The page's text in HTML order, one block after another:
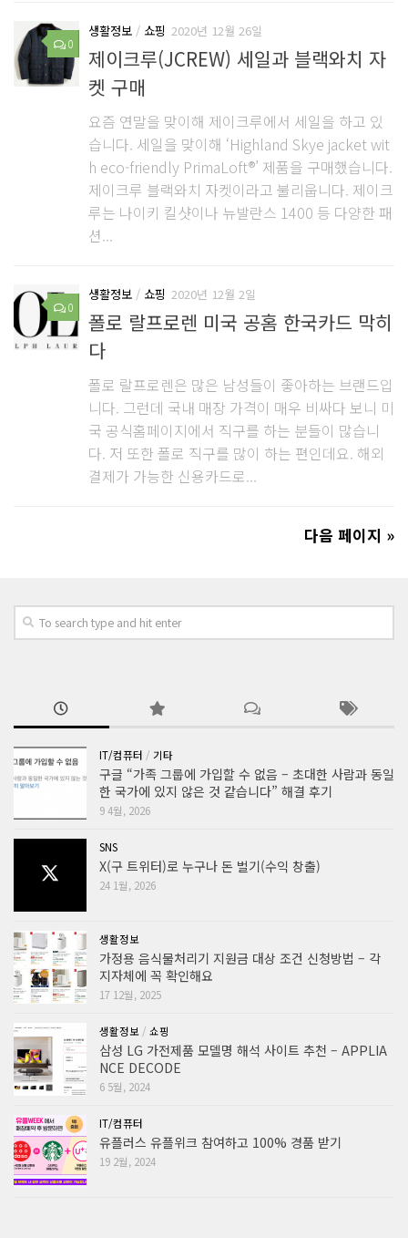
0
생활정보 / 쇼핑 2020년 12월 26일
제이크루(JCREW) 세일과 블랙와치 자
켓 구매
요즘 연말을 맞이해 제이크루에서 세일을 하고 있
습니다. 세일을 맞이해 ‘Highland Skye jacket wit
h eco-friendly PrimaLoft®’ 제품을 구매했습니다.
제이크루 블랙와치 자켓이라고 불리웁니다. 제이크
루는 나이키 킬샷이나 뉴발란스 1400 등 다양한 패
션...
0
생활정보 / 쇼핑 2020년 12월 2일
폴로 랄프로렌 미국 공홈 한국카드 막히
다
폴로 랄프로렌은 많은 남성들이 좋아하는 브랜드입
니다. 그런데 국내 매장 가격이 매우 비싸다 보니 미
국 공식홈페이지에서 직구를 하는 분들이 많습니
다. 저 또한 폴로 직구를 많이 하는 편인데요. 해외
결제가 가능한 신용카드로...
다음 페이지 »
IT/컴퓨터 / 기타
구글 “가족 그룹에 가입할 수 없음 – 초대한 사람과 동일
한 국가에 있지 않은 것 같습니다” 해결 후기
9 4월, 2026
SNS
X(구 트위터)로 누구나 돈 벌기(수익 창출)
24 1월, 2026
생활정보
가정용 음식물처리기 지원금 대상 조건 신청방법 – 각
지자체에 꼭 확인해요
17 12월, 2025
생활정보 / 쇼핑
삼성 LG 가전제품 모델명 해석 사이트 추천 – APPLIA
NCE DECODE
6 5월, 2024
IT/컴퓨터
유플러스 유플위크 참여하고 100% 경품 받기
19 2월, 2024